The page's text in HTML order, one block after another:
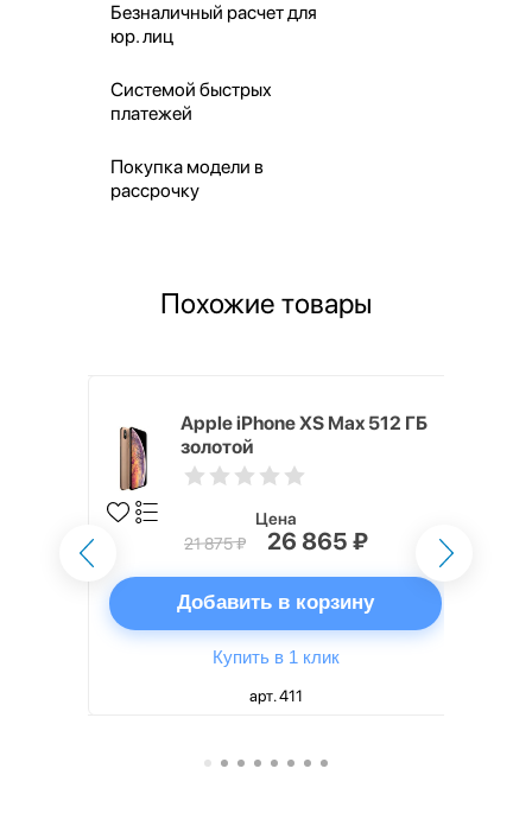
Безналичный расчет для
юр. лиц
Системой быстрых
платежей
Покупка модели в
рассрочку
Похожие товары
Apple iPhone XS Max 512 ГБ
золотой
Цена
21 875 ₽
26 865 ₽
Добавить в корзину
Купить в 1 клик
арт. 411